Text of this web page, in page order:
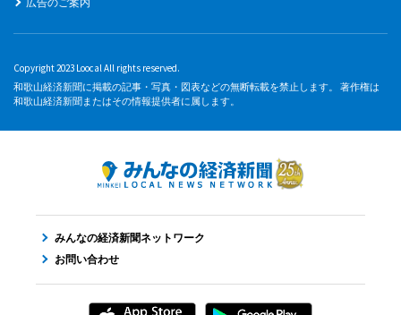
Copyright 2023 Loocal All rights reserved.
和歌山経済新聞に掲載の記事・写真・図表などの無断転載を禁止します。 著作権は
和歌山経済新聞またはその情報提供者に属します。
みんなの経済新聞ネットワーク
お問い合わせ